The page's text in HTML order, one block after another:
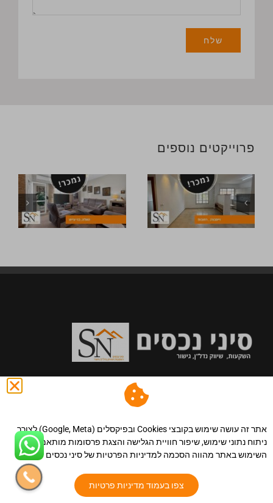
פרוייקטים נוספים
כבר 36 שנים שאנו מובילים מאות משפחות בדרך לבית
החדש שלהם. הגישה שלנו הנה מתן מענה מקצועי ושירות
וליווי אישי לאורך כל השלבים עד למסירת/קבלת המפתח.
אתר זה עושה שימוש בקובצי Cookies ובפיקסלים (Google, Meta) לצורך
ניתוח נתוני שימוש, שיפור חוויית הגלישה והצגת פרסומות מותאמות.
השימוש באתר מהווה הסכמה למדיניות הפרטיות של סיני נכסים
צפו בעמוד מדיניות פרטיות